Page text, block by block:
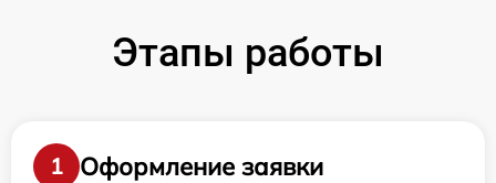
Этапы работы
1
Оформление заявки